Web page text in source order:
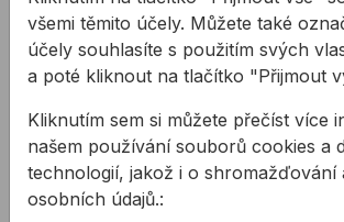
nerozpouští se, takže zbytky se
povrchu
čištění podkladů od nevytvrzených
silikonu, polyuretanu, butylu,
kaučukových, disperzních,
epoxidových lepidel
všemi těmito účely. Můžete také
účely souhlasíte s použitím svých
a poté kliknout na tlačítko "Přijmout
Kliknutím sem si můžete přečíst více
našem používání souborů cookies a
technologií, jakož i o shromažďování
osobních údajů.: